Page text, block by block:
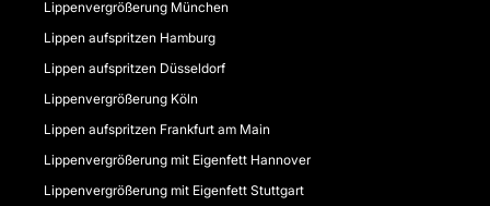
Lippenvergrößerung München
Lippen aufspritzen Hamburg
Lippen aufspritzen Düsseldorf
Lippenvergrößerung Köln
Lippen aufspritzen Frankfurt am Main
Lippenvergrößerung mit Eigenfett Hannover
Lippenvergrößerung mit Eigenfett Stuttgart